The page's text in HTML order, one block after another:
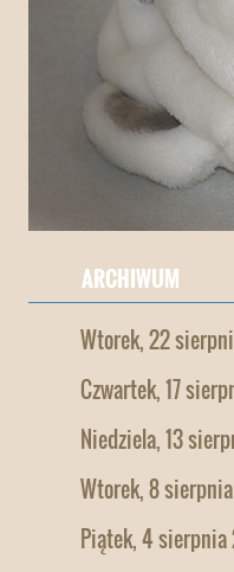
ARCHIWUM
Wtorek, 22
Czwartek, 17
Niedziela, 13
Wtorek, 8
Piątek, 4 sierpnia